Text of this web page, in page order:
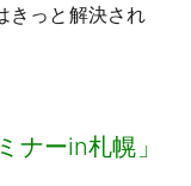
きっと解決され
ナーin札幌」